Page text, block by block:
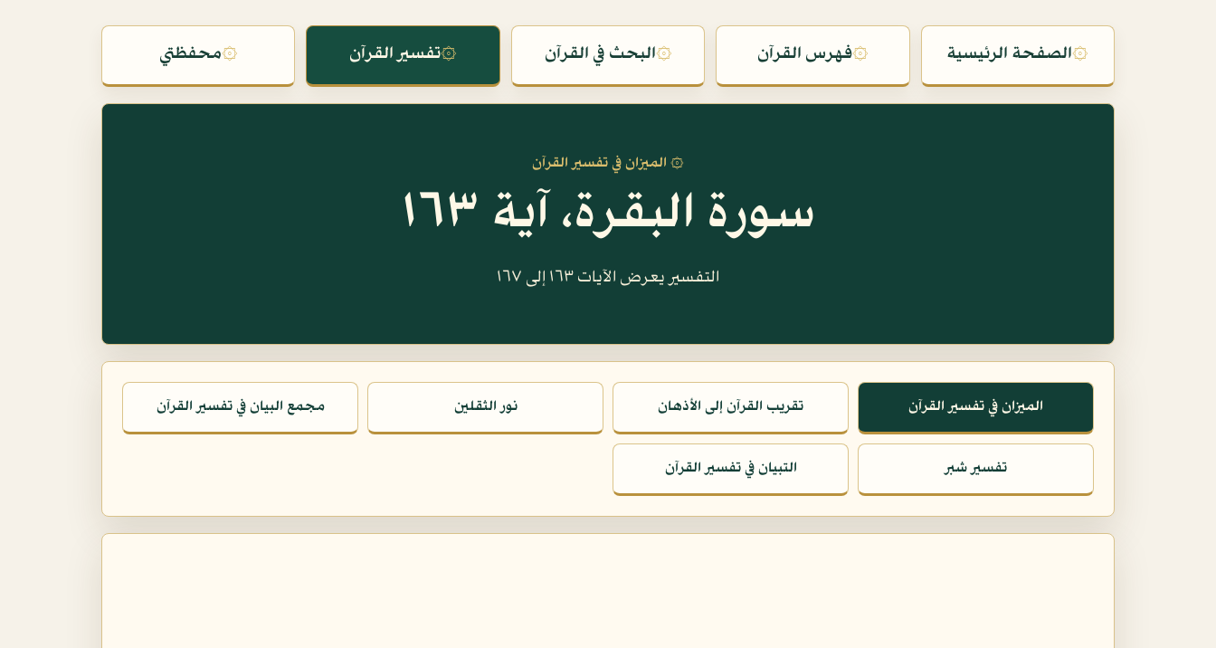
۞الصفحة الرئيسية ۞فهرس القرآن ۞البحث في القرآن ۞تفسير القرآن ۞محفظتي
۞ الميزان في تفسير القرآن
سورة البقرة، آية ١٦٣
التفسير يعرض الآيات ١٦٣ إلى ١٦٧
الميزان في تفسير القرآن تقريب القرآن إلى الأذهان نور الثقلين مجمع البيان في تفسير القرآن
تفسير شبر التبيان في تفسير القرآن